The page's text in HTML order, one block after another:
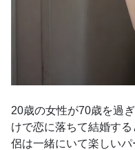
20歳の女性が70歳を過
けで恋に落ちて結婚す
侶は一緒にいて楽しい